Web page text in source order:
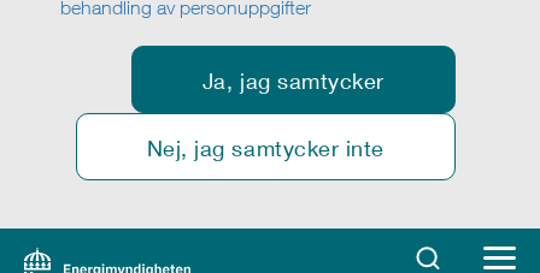
behandling av personuppgifter
Ja, jag samtycker
Nej, jag samtycker inte